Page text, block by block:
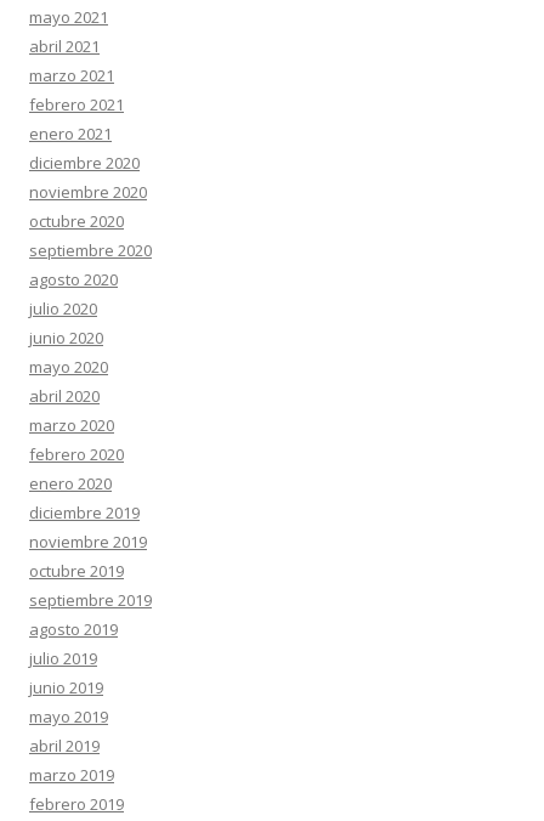
mayo 2021
abril 2021
marzo 2021
febrero 2021
enero 2021
diciembre 2020
noviembre 2020
octubre 2020
septiembre 2020
agosto 2020
julio 2020
junio 2020
mayo 2020
abril 2020
marzo 2020
febrero 2020
enero 2020
diciembre 2019
noviembre 2019
octubre 2019
septiembre 2019
agosto 2019
julio 2019
junio 2019
mayo 2019
abril 2019
marzo 2019
febrero 2019